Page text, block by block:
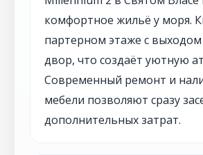
комфортное жильё у моря.
партерном этаже с
двор, что создаёт уютную
Современный ремонт и
мебели позволяют сразу
дополнительных затрат.